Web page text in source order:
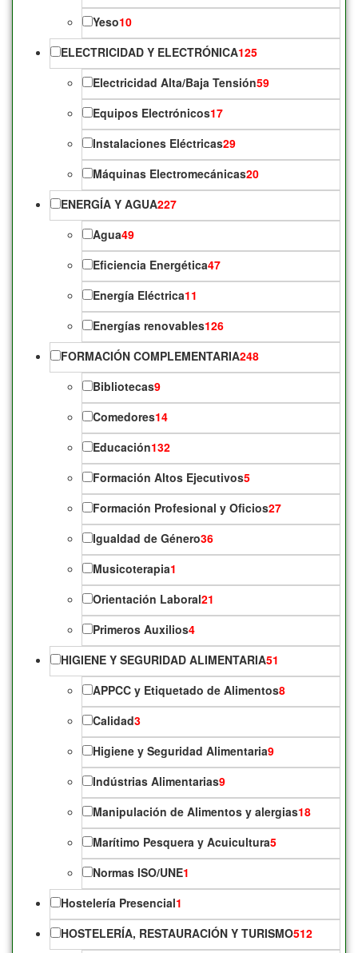
Yeso10
ELECTRICIDAD Y ELECTRÓNICA125
Electricidad Alta/Baja Tensión59
Equipos Electrónicos17
Instalaciones Eléctricas29
Máquinas Electromecánicas20
ENERGÍA Y AGUA227
Agua49
Eficiencia Energética47
Energía Eléctrica11
Energías renovables126
FORMACIÓN COMPLEMENTARIA248
Bibliotecas9
Comedores14
Educación132
Formación Altos Ejecutivos5
Formación Profesional y Oficios27
Igualdad de Género36
Musicoterapia1
Orientación Laboral21
Primeros Auxilios4
HIGIENE Y SEGURIDAD ALIMENTARIA51
APPCC y Etiquetado de Alimentos8
Calidad3
Higiene y Seguridad Alimentaria9
Indústrias Alimentarias9
Manipulación de Alimentos y alergias18
Marítimo Pesquera y Acuicultura5
Normas ISO/UNE1
Hostelería Presencial1
HOSTELERÍA, RESTAURACIÓN Y TURISMO512